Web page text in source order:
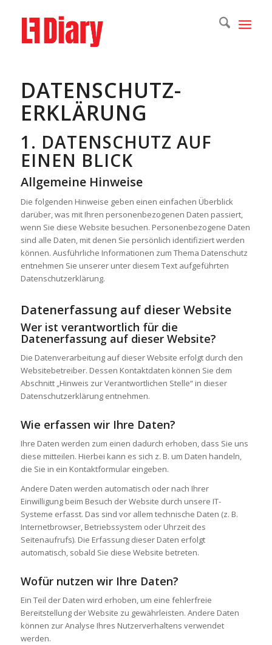
DATENSCHUTZ­
ERKLÄRUNG
1. DATENSCHUTZ AUF
EINEN BLICK
Allgemeine Hinweise
Die folgenden Hinweise geben einen einfachen Überblick
darüber, was mit Ihren personenbezogenen Daten passiert,
wenn Sie diese Website besuchen. Personenbezogene Daten
sind alle Daten, mit denen Sie persönlich identifiziert werden
können. Ausführliche Informationen zum Thema Datenschutz
entnehmen Sie unserer unter diesem Text aufgeführten
Datenschutzerklärung.
Datenerfassung auf dieser Website
Wer ist verantwortlich für die
Datenerfassung auf dieser Website?
Die Datenverarbeitung auf dieser Website erfolgt durch den
Websitebetreiber. Dessen Kontaktdaten können Sie dem
Abschnitt „Hinweis zur Verantwortlichen Stelle“ in dieser
Datenschutzerklärung entnehmen.
Wie erfassen wir Ihre Daten?
Ihre Daten werden zum einen dadurch erhoben, dass Sie uns
diese mitteilen. Hierbei kann es sich z. B. um Daten handeln,
die Sie in ein Kontaktformular eingeben.
Andere Daten werden automatisch oder nach Ihrer
Einwilligung beim Besuch der Website durch unsere IT-
Systeme erfasst. Das sind vor allem technische Daten (z. B.
Internetbrowser, Betriebssystem oder Uhrzeit des
Seitenaufrufs). Die Erfassung dieser Daten erfolgt
automatisch, sobald Sie diese Website betreten.
Wofür nutzen wir Ihre Daten?
Ein Teil der Daten wird erhoben, um eine fehlerfreie
Bereitstellung der Website zu gewährleisten. Andere Daten
können zur Analyse Ihres Nutzerverhaltens verwendet
werden.